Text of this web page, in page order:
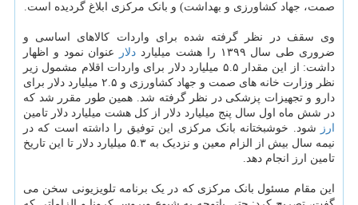
صمت، جهاد کشاورزی و بهداشت) و بانک مرکزی ابلاغ گردیده است.
وی سقف در نظر گرفته شده برای واردات کالاهای اساسی و
ضروری طی سال ۱۳۹۹ را هشت میلیارد
دلار
عنوان نمود و اظهار
داشت: از این مقدار ۵.۵ میلیارد دلار برای واردات اقلام مشمول زیر
نظر وزارت خانه های صمت و جهاد کشاورزی و ۲.۵ میلیارد دلار برای
دارو و تجهیزات پزشکی در نظر گرفته شد. همین طور مقرر شد که
در شش ماه اول سال پنج میلیارد دلار از کل هشت میلیارد دلار تامین
ارز
شود. خوشبختانه بانک مرکزی این توفیق را داشته است که در
نیمه سال بیش از الزام معین و نزدیک به ۵.۳ میلیارد دلار تا این تاریخ
تامین ارز انجام دهد.
این مقام مسئول بانک مرکزی که در یک برنامه تلویزیونی سخن می